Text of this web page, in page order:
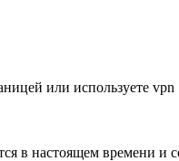
или используете vpn
в настоящем времени и